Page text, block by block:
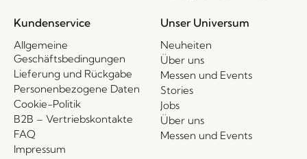
Kundenservice
Allgemeine
Geschäftsbedingungen
Lieferung und Rückgabe
Personenbezogene Daten
Cookie-Politik
B2B – Vertriebskontakte
FAQ
Impressum
Unser Universum
Neuheiten
Über uns
Messen und Events
Stories
Jobs
Über uns
Messen und Events